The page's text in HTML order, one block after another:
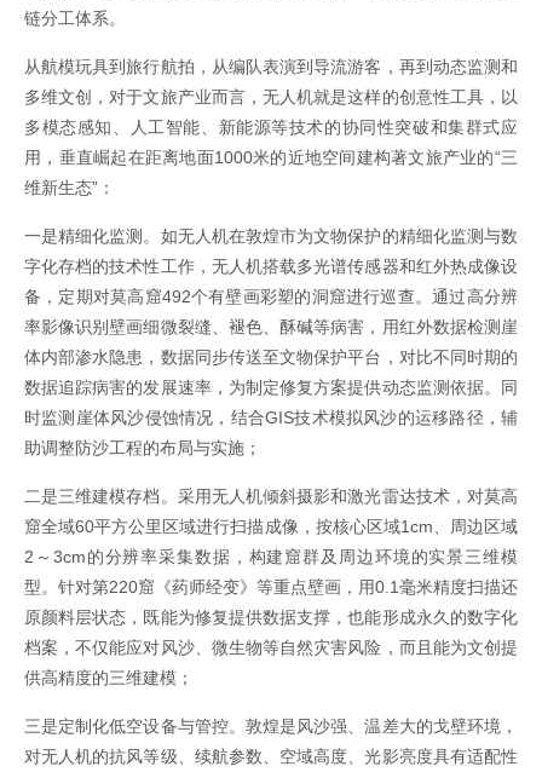
链分工体系。
从航模玩具到旅行航拍，从编队表演到导流游客，再到动态监测和
多维文创，对于文旅产业而言，无人机就是这样的创意性工具，以
多模态感知、人工智能、新能源等技术的协同性突破和集群式应
用，垂直崛起在距离地面1000米的近地空间建构著文旅产业的“三
维新生态”：
一是精细化监测。如无人机在敦煌市为文物保护的精细化监测与数
字化存档的技术性工作，无人机搭载多光谱传感器和红外热成像设
备，定期对莫高窟492个有壁画彩塑的洞窟进行巡查。通过高分辨
率影像识别壁画细微裂缝、褪色、酥碱等病害，用红外数据检测崖
体内部渗水隐患，数据同步传送至文物保护平台，对比不同时期的
数据追踪病害的发展速率，为制定修复方案提供动态监测依据。同
时监测崖体风沙侵蚀情况，结合GIS技术模拟风沙的运移路径，辅
助调整防沙工程的布局与实施；
二是三维建模存档。采用无人机倾斜摄影和激光雷达技术，对莫高
窟全域60平方公里区域进行扫描成像，按核心区域1cm、周边区域
2～3cm的分辨率采集数据，构建窟群及周边环境的实景三维模
型。针对第220窟《药师经变》等重点壁画，用0.1毫米精度扫描还
原颜料层状态，既能为修复提供数据支撑，也能形成永久的数字化
档案，不仅能应对风沙、微生物等自然灾害风险，而且能为文创提
供高精度的三维建模；
三是定制化低空设备与管控。敦煌是风沙强、温差大的戈壁环境，
对无人机的抗风等级、续航参数、空域高度、光影亮度具有适配性